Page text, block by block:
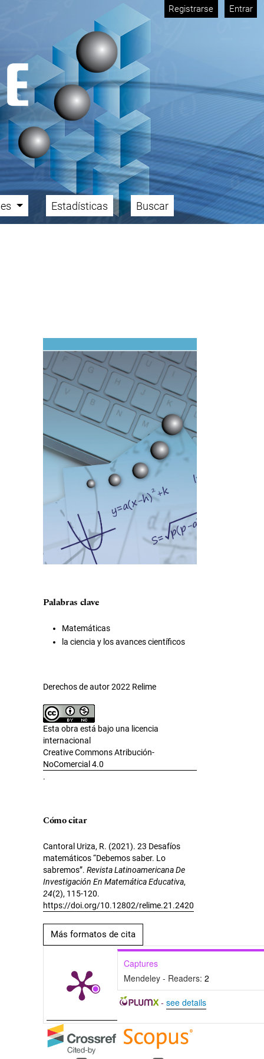
Registrarse Entrar
Estadísticas Buscar
Imagen de portada
Palabras clave
Matemáticas
la ciencia y los avances científicos
Derechos de autor 2022 Relime
Esta obra está bajo una licencia
internacional
Creative Commons Atribución-
NoComercial 4.0
.
Cómo citar
Cantoral Uriza, R. (2021). 23 Desafíos
matemáticos “Debemos saber. Lo
sabremos”. Revista Latinoamericana De
Investigación En Matemática Educativa,
24(2), 115-120.
https://doi.org/10.12802/relime.21.2420
Más formatos de cita
Captures
Mendeley - Readers: 2
- see details